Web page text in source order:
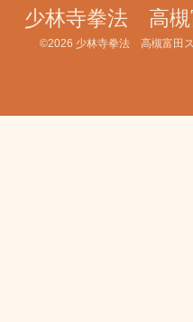
少林寺拳法 高槻
©2026 少林寺拳法 高槻富田